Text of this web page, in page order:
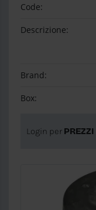
Code:
Descrizione:
Brand:
Box:
Login per PREZZI